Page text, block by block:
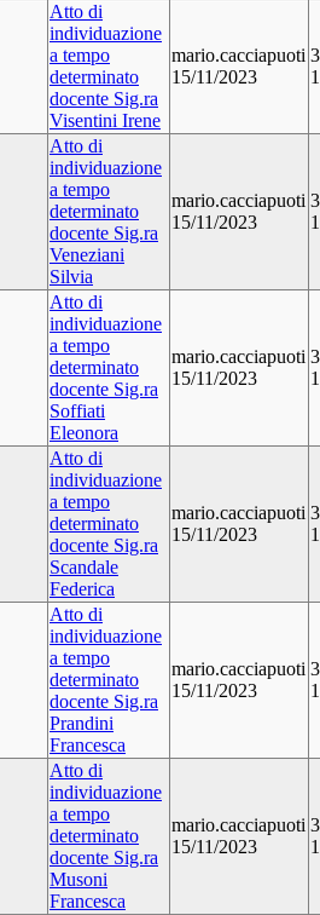
Atto di
individuazione
a tempo
determinato
docente Sig.ra
Visentini Irene
mario.cacciapuoti
15/11/2023
Atto di
individuazione
a tempo
determinato
docente Sig.ra
Veneziani
Silvia
mario.cacciapuoti
15/11/2023
Atto di
individuazione
a tempo
determinato
docente Sig.ra
Soffiati
Eleonora
mario.cacciapuoti
15/11/2023
Atto di
individuazione
a tempo
determinato
docente Sig.ra
Scandale
Federica
mario.cacciapuoti
15/11/2023
Atto di
individuazione
a tempo
determinato
docente Sig.ra
Prandini
Francesca
mario.cacciapuoti
15/11/2023
Atto di
individuazione
a tempo
determinato
docente Sig.ra
Musoni
Francesca
mario.cacciapuoti
15/11/2023